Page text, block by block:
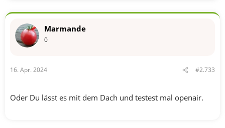
k
o
:
Marmande
0
16. Apr. 2024 #2.733
Oder Du lässt es mit dem Dach und testest mal openair.